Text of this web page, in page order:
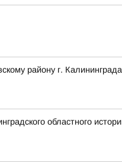
району г. Калининграда
областного